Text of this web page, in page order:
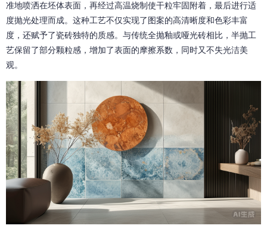
准地喷洒在坯体表面，再经过高温烧制使干粒牢固附着，最后进行适
度抛光处理而成。这种工艺不仅实现了图案的高清晰度和色彩丰富
度，还赋予了瓷砖独特的质感。与传统全抛釉或哑光砖相比，半抛工
艺保留了部分颗粒感，增加了表面的摩擦系数，同时又不失光洁美
观。